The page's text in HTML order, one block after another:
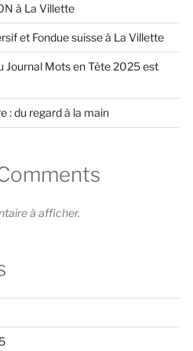
à La Villette
et Fondue suisse à La Villette
Journal Mots en Tête 2025 est
: du regard à la main
à afficher.